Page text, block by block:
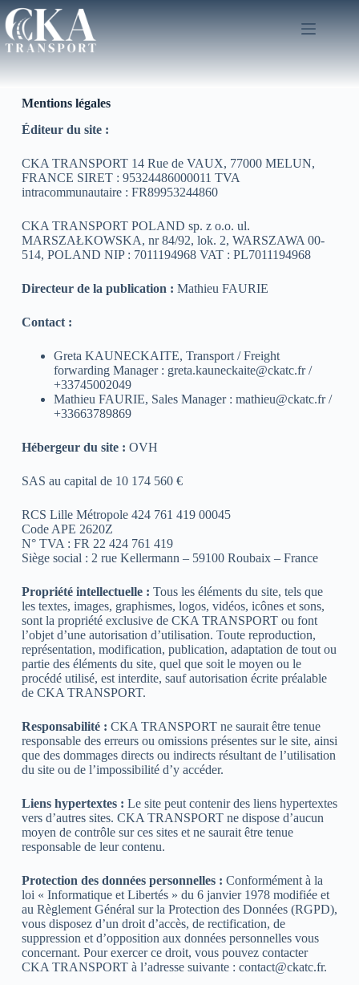
Mentions légales
Éditeur du site :
CKA TRANSPORT 14 Rue de VAUX, 77000 MELUN,
FRANCE SIRET : 95324486000011 TVA
intracommunautaire : FR89953244860
CKA TRANSPORT POLAND sp. z o.o. ul.
MARSZAŁKOWSKA, nr 84/92, lok. 2, WARSZAWA 00-
514, POLAND NIP : 7011194968 VAT : PL7011194968
Directeur de la publication : Mathieu FAURIE
Contact :
Greta KAUNECKAITE, Transport / Freight
forwarding Manager : greta.kauneckaite@ckatc.fr/
+33745002049
Mathieu FAURIE, Sales Manager : mathieu@ckatc.fr/
+33663789869
Hébergeur du site : OVH
SAS au capital de 10 174 560 €
RCS Lille Métropole 424 761 419 00045
Code APE 2620Z
N° TVA : FR 22 424 761 419
Siège social : 2 rue Kellermann – 59100 Roubaix – France
Propriété intellectuelle : Tous les éléments du site, tels que
les textes, images, graphismes, logos, vidéos, icônes et sons,
sont la propriété exclusive de CKA TRANSPORT ou font
l’objet d’une autorisation d’utilisation. Toute reproduction,
représentation, modification, publication, adaptation de tout ou
partie des éléments du site, quel que soit le moyen ou le
procédé utilisé, est interdite, sauf autorisation écrite préalable
de CKA TRANSPORT.
Responsabilité : CKA TRANSPORT ne saurait être tenue
responsable des erreurs ou omissions présentes sur le site, ainsi
que des dommages directs ou indirects résultant de l’utilisation
du site ou de l’impossibilité d’y accéder.
Liens hypertextes : Le site peut contenir des liens hypertextes
vers d’autres sites. CKA TRANSPORT ne dispose d’aucun
moyen de contrôle sur ces sites et ne saurait être tenue
responsable de leur contenu.
Protection des données personnelles : Conformément à la
loi « Informatique et Libertés » du 6 janvier 1978 modifiée et
au Règlement Général sur la Protection des Données (RGPD),
vous disposez d’un droit d’accès, de rectification, de
suppression et d’opposition aux données personnelles vous
concernant. Pour exercer ce droit, vous pouvez contacter
CKA TRANSPORT à l’adresse suivante : contact@ckatc.fr.